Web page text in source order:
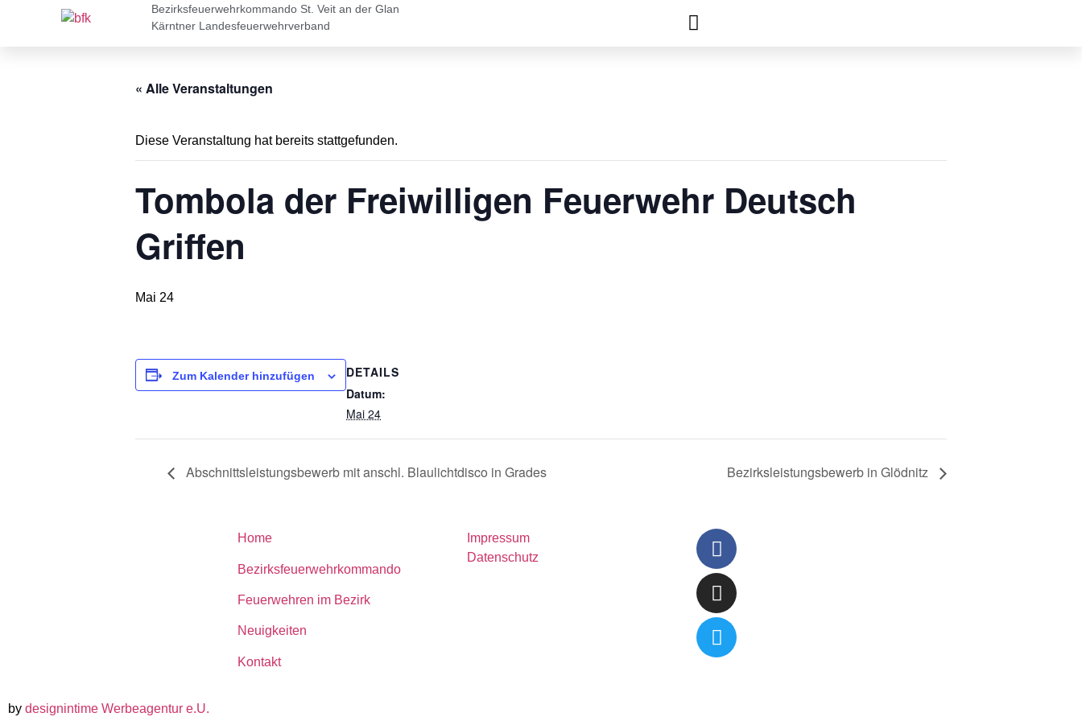
Bezirksfeuerwehrkommando St. Veit an der Glan
Kärntner Landesfeuerwehrverband
« Alle Veranstaltungen
Diese Veranstaltung hat bereits stattgefunden.
Tombola der Freiwilligen Feuerwehr Deutsch
Griffen
Mai 24
Zum Kalender hinzufügen
DETAILS
Datum:
Mai 24
Abschnittsleistungsbewerb mit anschl. Blaulichtdisco in Grades Bezirksleistungsbewerb in Glödnitz
Home
Bezirksfeuerwehrkommando
Feuerwehren im Bezirk
Neuigkeiten
Kontakt
Impressum
Datenschutz
by designintime Werbeagentur e.U.